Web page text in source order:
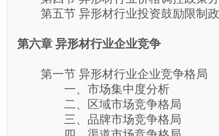
第四节 异形材行业价格调控政策
第五节 异形材行业投资鼓励限制
第六章 异形材行业企业竞争
第一节 异形材行业企业竞争格局
一、市场集中度分析
二、区域市场竞争格局
三、品牌市场竞争格局